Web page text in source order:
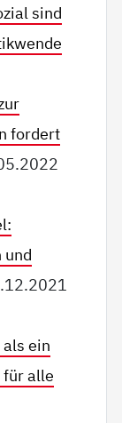
sind
fordert
und
als ein
für alle